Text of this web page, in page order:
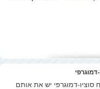
סוציו-דמוגרפי יש את אותם